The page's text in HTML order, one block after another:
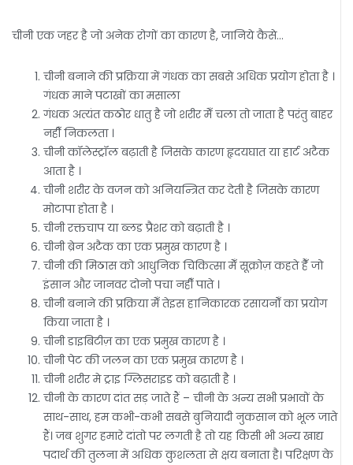
चीनी एक जहर है जो अनेक रोगों का कारण है, जानिये कैसे…
चीनी बनाने की प्रक्रिया में गंधक का सबसे अधिक प्रयोग होता है ।
गंधक माने पटाखों का मसाला
गंधक अत्यंत कठोर धातु है जो शरीर मेँ चला तो जाता है परंतु बाहर
नहीँ निकलता ।
चीनी कॉलेस्ट्रॉल बढ़ाती है जिसके कारण हृदयघात या हार्ट अटैक
आता है ।
चीनी शरीर के वजन को अनियन्त्रित कर देती है जिसके कारण
मोटापा होता है ।
चीनी रक्तचाप या ब्लड प्रैशर को बढ़ाती है ।
चीनी ब्रेन अटैक का एक प्रमुख कारण है ।
चीनी की मिठास को आधुनिक चिकित्सा मेँ सूक्रोज़ कहते हैँ जो
इंसान और जानवर दोनो पचा नहीँ पाते ।
चीनी बनाने की प्रक्रिया मेँ तेइस हानिकारक रसायनोँ का प्रयोग
किया जाता है ।
चीनी डाइबिटीज़ का एक प्रमुख कारण है ।
चीनी पेट की जलन का एक प्रमुख कारण है ।
चीनी शरीर मे ट्राइ ग्लिसराइड को बढ़ाती है ।
चीनी के कारण दांत सड़ जाते हैं – चीनी के अन्य सभी प्रभावों के
साथ-साथ, हम कभी-कभी सबसे बुनियादी नुकसान को भूल जाते
हैं। जब शुगर हमारे दांतो पर लगती है तो यह किसी भी अन्य खाद्य
पदार्थ की तुलना में अधिक कुशलता से क्षय बनाता है। परिक्षण के